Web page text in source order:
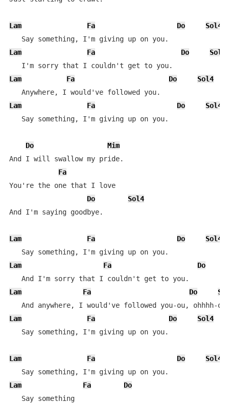
Lam Fa Do
Sol4
Lam
Fa Do
Sol4
Lam
Fa Do
Sol4
Lam
Fa Do
Sol4
   Say something, I'm giving up on you.
Do
Mim
And I will swallow my pride.
Fa
You're the one that I love
Do
Sol4
And I'm saying goodbye.
Lam Fa Do
Sol4
Lam
Fa Do
Lam
Fa Do
Lam Fa Do
Sol4
   Say something, I'm giving up on you.
Lam Fa Do
Sol4
Lam
Fa
Do
   Say something